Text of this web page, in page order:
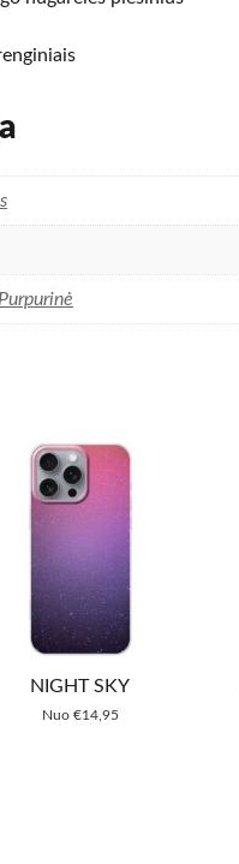
Purpurinė
NIGHT SKY
Nuo €14,95